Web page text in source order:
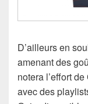
D’ailleurs en
amenant des
notera l’effort
avec des